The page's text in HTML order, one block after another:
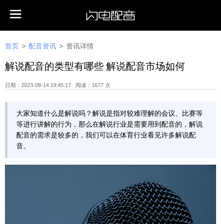
首页 > 配音资讯 > 资讯详情
解说配音的类型有哪些 解说配音市场如何
日期：2023-08-14 19:45:17 阅读：1677 次
大家知道什么是解说吗？解说是指对较难理解的会议、比赛等
等进行讲解的行为，那么在解说行业是需要用到配音的，解说
配音的需求是较多的，我们可以在体育行业看见许多解说配
音。